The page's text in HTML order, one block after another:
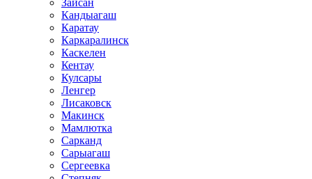
Зайсан
Кандыагаш
Каратау
Каркаралинск
Каскелен
Кентау
Кулсары
Ленгер
Лисаковск
Макинск
Мамлютка
Сарканд
Сарыагаш
Сергеевка